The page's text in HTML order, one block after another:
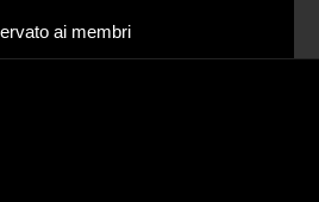
ai membri